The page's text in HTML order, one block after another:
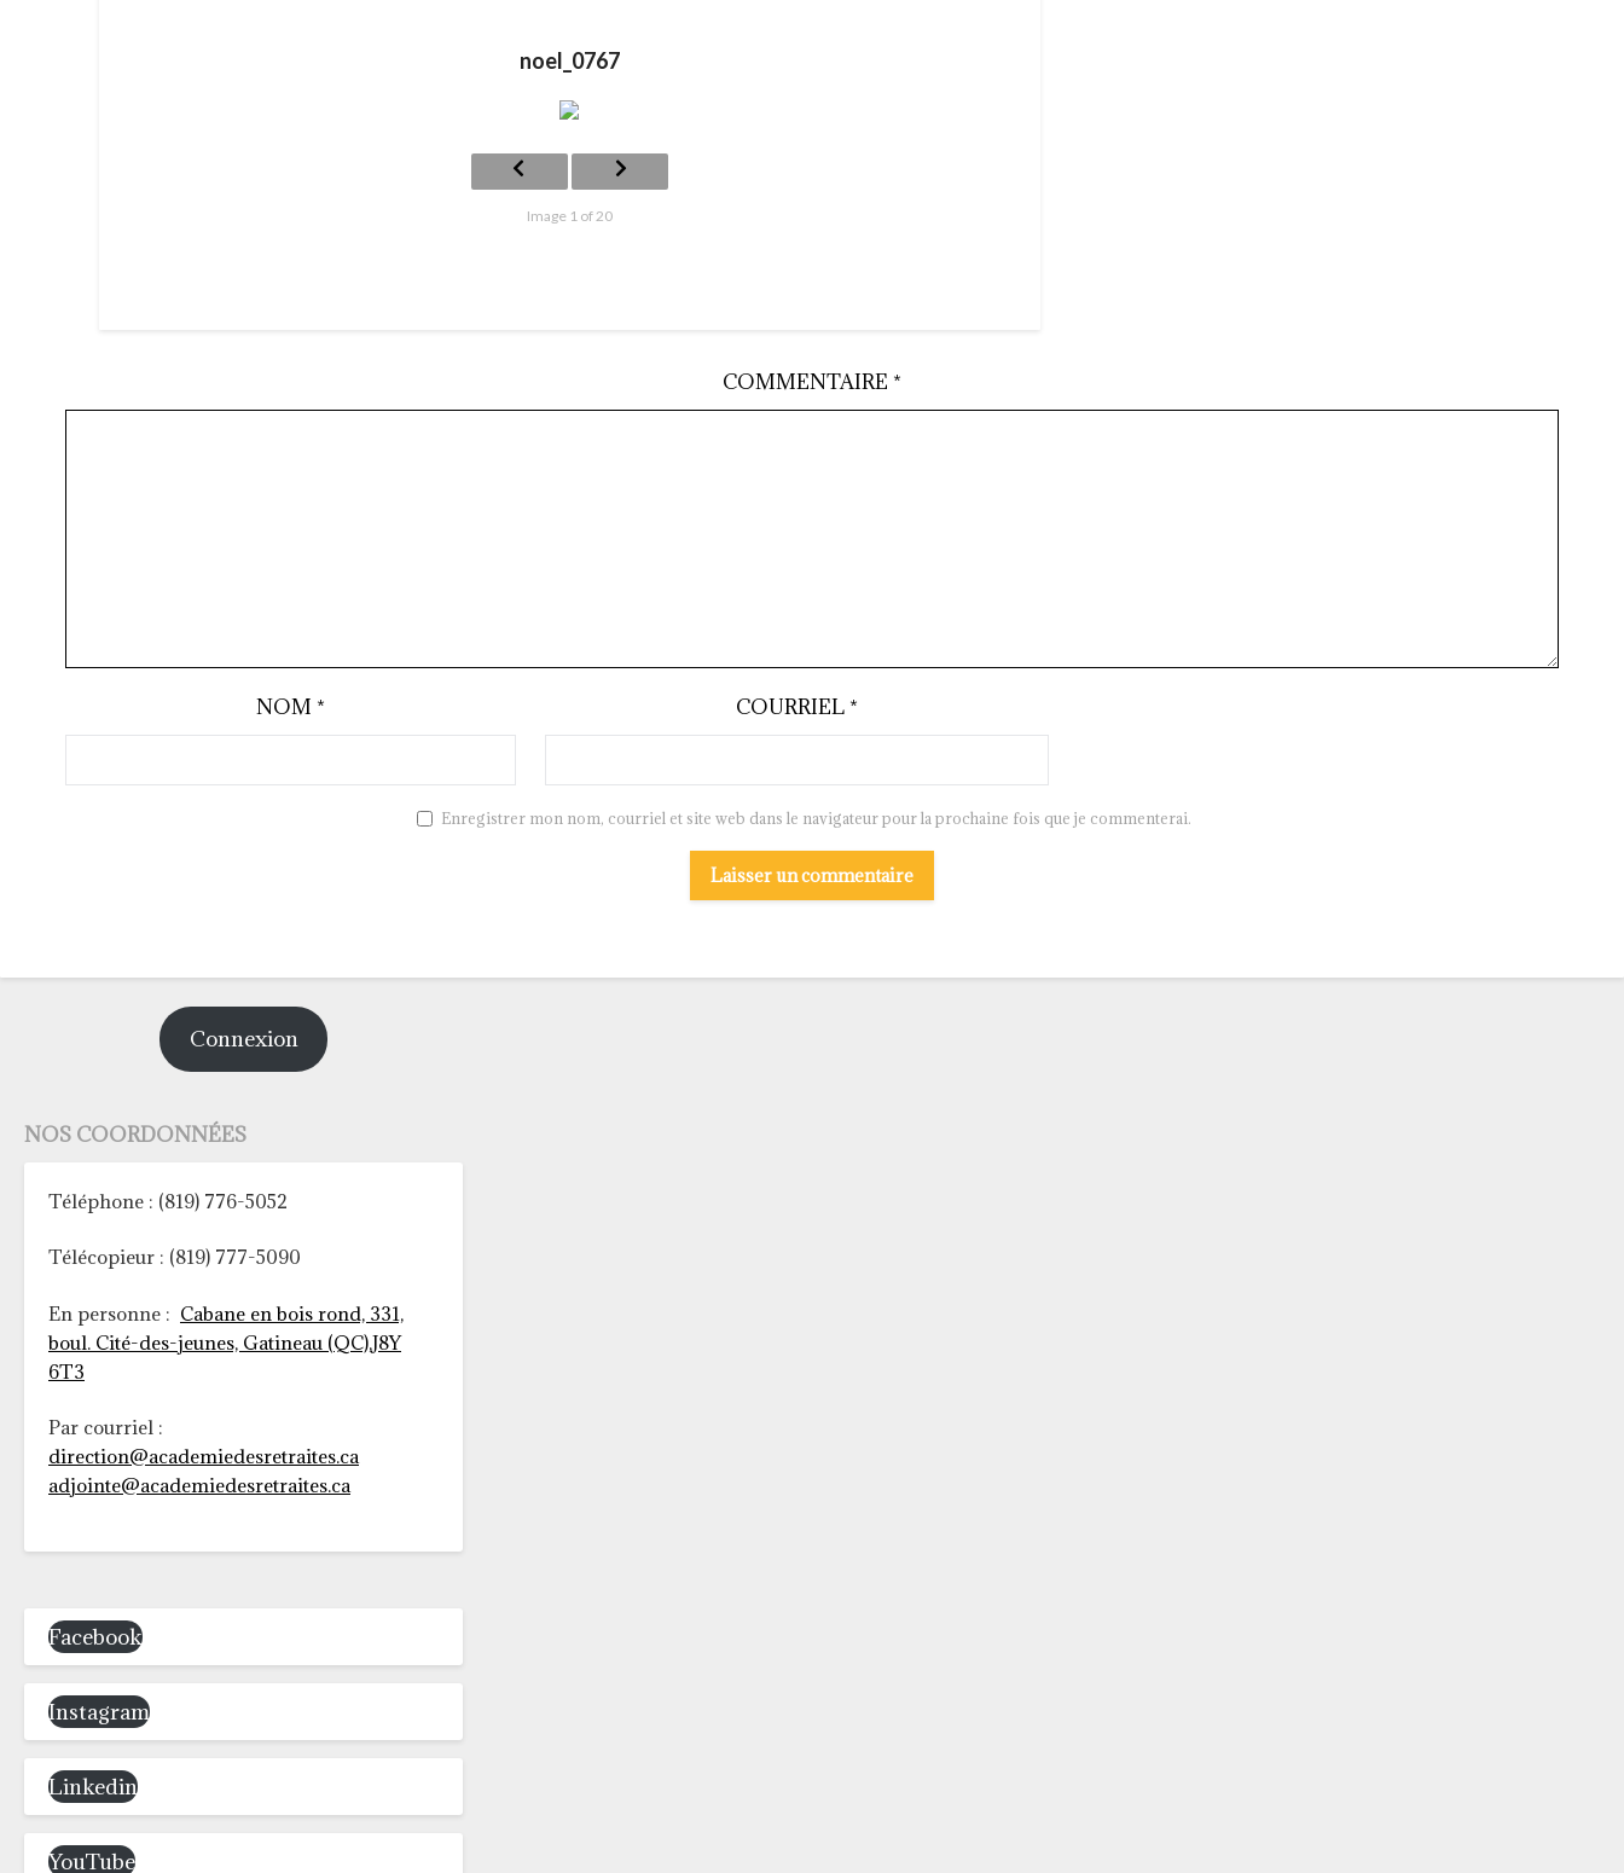
noel_0767
Image 1 of 20
COMMENTAIRE *
NOM * COURRIEL *
Enregistrer mon nom, courriel et site web dans le navigateur pour la prochaine fois que je commenterai.
Connexion
NOS COORDONNÉES
Téléphone : (819) 776-5052
Télécopieur : (819) 777-5090
En personne : Cabane en bois rond, 331,
boul. Cité-des-jeunes, Gatineau (QC),J8Y
6T3
Par courriel :
direction@academiedesretraites.ca
adjointe@academiedesretraites.ca
Facebook
Instagram
Linkedin
YouTube